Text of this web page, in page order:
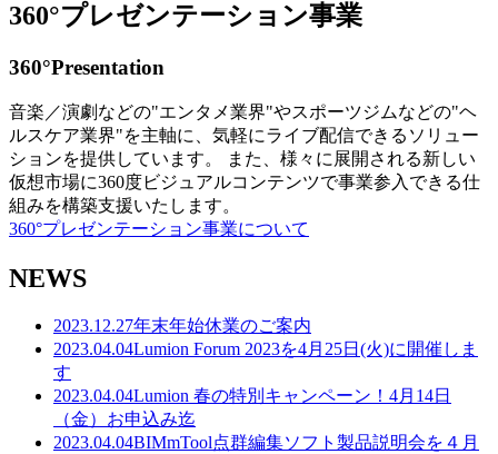
360°プレゼンテーション事業
360°Presentation
音楽／演劇などの"エンタメ業界"やスポーツジムなどの"ヘ
ルスケア業界"を主軸に、気軽にライブ配信できるソリュー
ションを提供しています。 また、様々に展開される新しい
仮想市場に360度ビジュアルコンテンツで事業参入できる仕
組みを構築支援いたします。
360°プレゼンテーション事業について
NEWS
2023.12.27年末年始休業のご案内
2023.04.04Lumion Forum 2023を4月25日(火)に開催しま
す
2023.04.04Lumion 春の特別キャンペーン！4月14日
（金）お申込み迄
2023.04.04BIMmTool点群編集ソフト製品説明会を４月